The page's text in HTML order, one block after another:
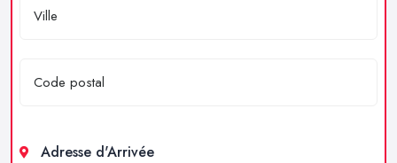
Adresse d'Arrivée